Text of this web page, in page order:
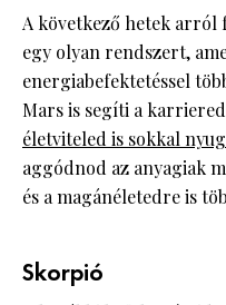
A következő hetek arról
egy olyan rendszert,
energiabefektetéssel
Mars is segíti a
életviteled is sokkal
aggódnod az anyagiak
és a magánéletedre is
Skorpió